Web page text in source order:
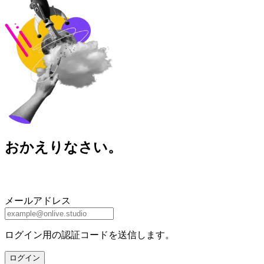
おかえりなさい。
メールアドレス
ログイン用の認証コードを送信します。
ログイン